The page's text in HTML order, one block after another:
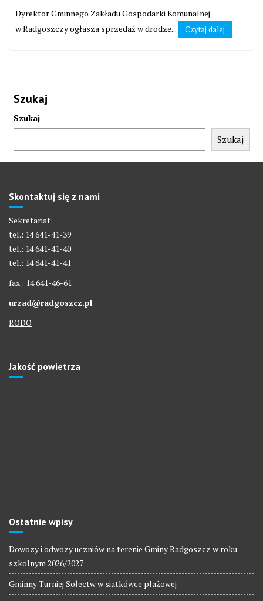
Dyrektor Gminnego Zakładu Gospodarki Komunalnej
w Radgoszczy ogłasza sprzedaż w drodze...
Czytaj dalej
Szukaj
Szukaj
Szukaj
Skontaktuj się z nami
Sekretariat:
tel.: 14 641-41-39
tel.: 14 641-41-40
tel.: 14 641-41-41
fax.: 14 641-46-61
urzad@radgoszcz.pl
RODO
Jakość powietrza
Ostatnie wpisy
Dowozy i odwozy uczniów na terenie Gminy Radgoszcz w roku
szkolnym 2026/2027
Gminny Turniej Sołectw w siatkówce plażowej